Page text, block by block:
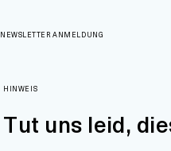
NEWSLETTER ANMELDUNG
HINWEIS
Tut uns leid,